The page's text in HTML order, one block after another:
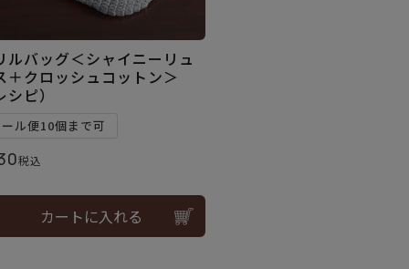
ルバッグ＜シャイニーリュ
＋クロッシュコットン＞
ピ）
ル便10個まで可
税込
カートに入れる